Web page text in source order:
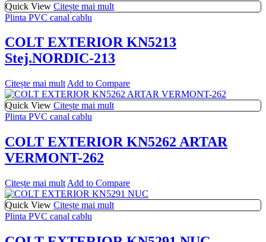
Quick View Citește mai mult
Plinta PVC canal cablu
COLT EXTERIOR KN5213
Stej.NORDIC-213
Citește mai mult Add to Compare
Quick View Citește mai mult
Plinta PVC canal cablu
COLT EXTERIOR KN5262 ARTAR
VERMONT-262
Citește mai mult Add to Compare
Quick View Citește mai mult
Plinta PVC canal cablu